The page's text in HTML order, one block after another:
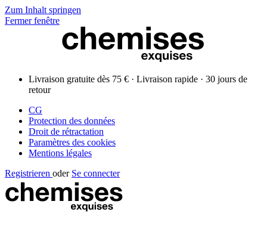
Zum Inhalt springen
Fermer fenêtre
Livraison gratuite dès 75 € · Livraison rapide · 30 jours de
retour
CG
Protection des données
Droit de rétractation
Paramètres des cookies
Mentions légales
Registrieren oder Se connecter